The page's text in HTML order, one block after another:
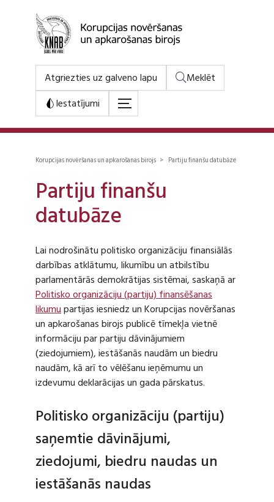
Atgriezties uz galveno lapu
Meklēt
Iestatījumi
Korupcijas novēršanas un apkarošanas birojs > Partiju finanšu datubāze
Partiju finanšu
datubāze
Lai nodrošinātu politisko organizāciju finansiālās
darbības atklātumu, likumību un atbilstību
parlamentārās demokrātijas sistēmai, saskaņā ar
Politisko organizāciju (partiju) finansēšanas
likumupartijas iesniedz un Korupcijas novēršanas
un apkarošanas birojs publicē tīmekļa vietnē
informāciju par partiju dāvinājumiem
(ziedojumiem), iestāšanās naudām un biedru
naudām, kā arī to vēlēšanu ieņēmumu un
izdevumu deklarācijas un gada pārskatus.
Politisko organizāciju (partiju)
saņemtie dāvinājumi,
ziedojumi, biedru naudas un
iestāšanās naudas